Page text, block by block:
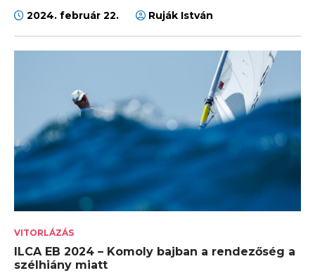
2024. február 22. Ruják István
VITORLÁZÁS
ILCA EB 2024 – Komoly bajban a rendezőség a
szélhiány miatt